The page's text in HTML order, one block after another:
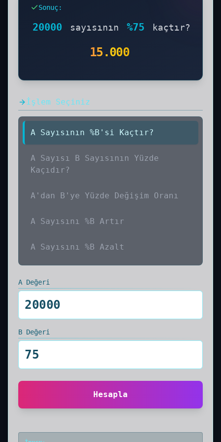
75'i Kaçtır işleminin sonucunu ve çözüm
aşamalarını aşağıda görebilirsiniz. Adım
adım hesaplama yöntemi ve formülü ile
Sonuç:
20000 sayısının %75 kaçtır?
15.000
İşlem Seçiniz
A Sayısının %B'si Kaçtır?
A Sayısı B Sayısının Yüzde
Kaçıdır?
A'dan B'ye Yüzde Değişim Oranı
A Sayısını %B Artır
A Sayısını %B Azalt
A Değeri
B Değeri
Hesapla